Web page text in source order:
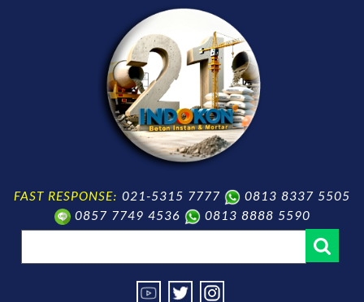
FAST RESPONSE: 021-5315 7777
0813 8337 5505
0857 7749 4536
0813 8888 5590